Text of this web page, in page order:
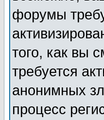
форумы
того, как вы
требуется
анонимных
процесс